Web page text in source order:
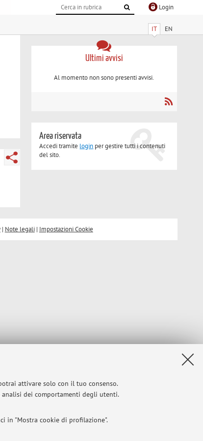
attivare solo con il tuo consenso.
dei comportamenti degli utenti.
in "Mostra cookie di profilazione".
Login
IT EN
Ultimi avvisi
Al momento non sono presenti avvisi.
Area riservata
Accedi tramite login per gestire tutti i contenuti
del sito.
| Note legali| Impostazioni Cookie